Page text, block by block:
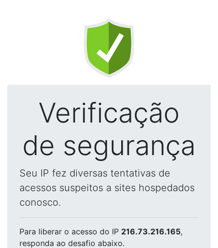
Verificação
de segurança
Seu IP fez diversas tentativas de
acessos suspeitos a sites hospedados
conosco.
Para liberar o acesso do IP 216.73.216.165,
responda ao desafio abaixo.